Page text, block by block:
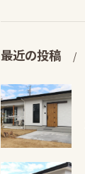
最近の投稿